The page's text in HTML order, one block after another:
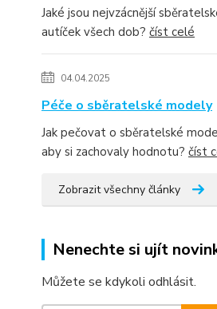
Jaké jsou nejvzácnější
autíček všech dob? číst celé
04.04.2025
Péče o sběratelské modely
Jak pečovat o sběratelské
aby si zachovaly hodnotu? číst
Zobrazit všechny články
Nenechte si ujít
Můžete se kdykoli odhlásit.